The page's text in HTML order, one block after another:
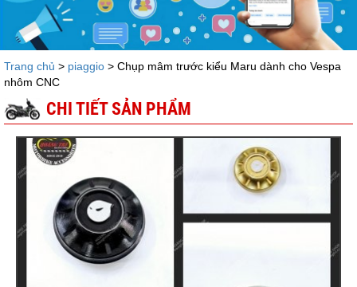
Trang chủ > piaggio > Chụp mâm trước kiểu Maru dành cho Vespa
nhôm CNC
CHI TIẾT SẢN PHẨM